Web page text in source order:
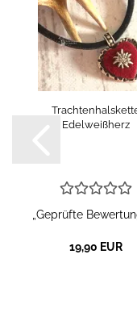
Edelweißherz
„Geprüfte
19,90 EUR